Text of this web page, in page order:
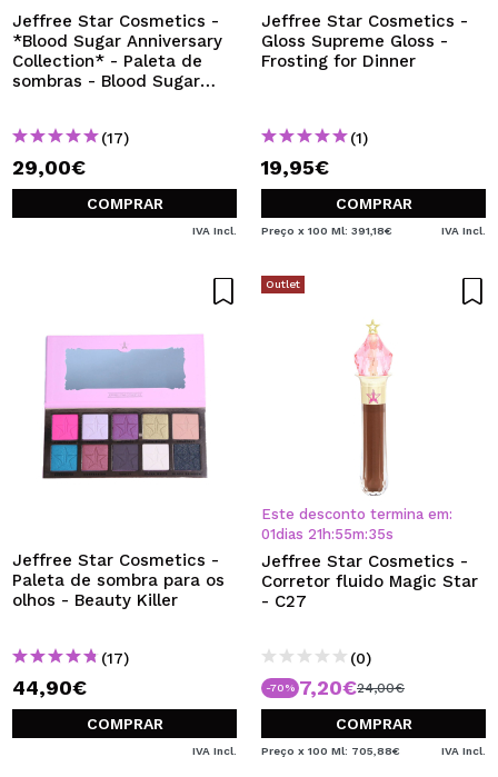
Jeffree Star Cosmetics -
*Blood Sugar Anniversary
Collection* - Paleta de
sombras - Blood Sugar
(17)
29,00€
COMPRAR
IVA Incl.
Jeffree Star Cosmetics -
Gloss Supreme Gloss -
Frosting for Dinner
(1)
19,95€
COMPRAR
Preço x 100 Ml: 391,18€ IVA Incl.
Jeffree Star Cosmetics -
Paleta de sombra para os
olhos - Beauty Killer
(17)
44,90€
COMPRAR
IVA Incl.
Outlet
Este desconto termina em:
01dias 21 h:55m:34s
Jeffree Star Cosmetics -
Corretor fluido Magic Star
- C27
(0)
-70% 7,20€24,00€
COMPRAR
Preço x 100 Ml: 705,88€ IVA Incl.